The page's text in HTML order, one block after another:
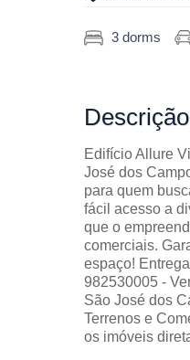
3 dorms
Descrição
Edifício Allure
José dos
para quem
fácil acesso a
que o
comerciais.
espaço!
982530005 -
São José dos
Terrenos e
os imóveis